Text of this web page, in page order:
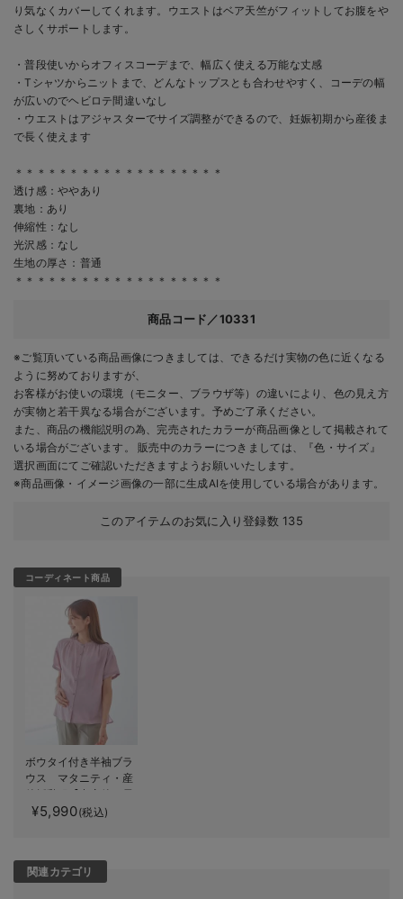
り気なくカバーしてくれます。ウエストはベア天竺がフィットしてお腹をや
さしくサポートします。
・普段使いからオフィスコーデまで、幅広く使える万能な丈感
・Tシャツからニットまで、どんなトップスとも合わせやすく、コーデの幅
が広いのでヘビロテ間違いなし
・ウエストはアジャスターでサイズ調整ができるので、妊娠初期から産後ま
で長く使えます
＊＊＊＊＊＊＊＊＊＊＊＊＊＊＊＊＊＊＊
透け感：ややあり
裏地：あり
伸縮性：なし
光沢感：なし
生地の厚さ：普通
＊＊＊＊＊＊＊＊＊＊＊＊＊＊＊＊＊＊＊
商品コード／10331
※ご覧頂いている商品画像につきましては、できるだけ実物の色に近くなる
ように努めておりますが、
お客様がお使いの環境（モニター、ブラウザ等）の違いにより、色の見え方
が実物と若干異なる場合がございます。予めご了承ください。
また、商品の機能説明の為、完売されたカラーが商品画像として掲載されて
いる場合がございます。 販売中のカラーにつきましては、『色・サイズ』
選択画面にてご確認いただきますようお願いいたします。
※商品画像・イメージ画像の一部に生成AIを使用している場合があります。
このアイテムのお気に入り登録数 135
コーディネート商品
ボウタイ付き半袖ブラ
ウス マタニティ・産
後授乳服【出産後も長
く使える】
¥5,990(税込)
関連カテゴリ